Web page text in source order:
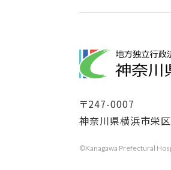
〒247-0007
神奈川県横浜市栄
©Kanagawa Prefectural